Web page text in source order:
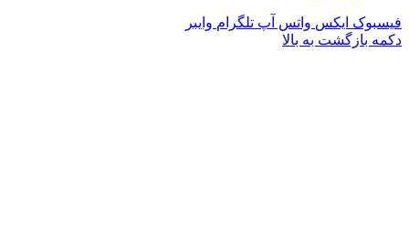
فیسبوک ایکس واتس آپ تلگرام وایبر
دکمه بازگشت به بالا